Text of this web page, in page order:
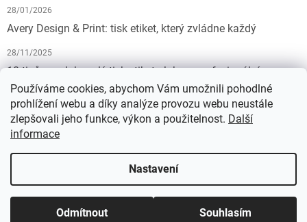
Používáme cookies, abychom Vám umožnili pohodlné
prohlížení webu a díky analýze provozu webu neustále
zlepšovali jeho funkce, výkon a použitelnost. Další
informace
Nastavení
Odmítnout Souhlasím
28/01/2026
Avery Design & Print: tisk etiket, který zvládne každý
28/11/2025
10 tipů pro dokonalý tisk etiket: Jak na profesionální
výsledek bez starostí
19/07/2025
KALEDA, a.s. | etikety-stitky.cz